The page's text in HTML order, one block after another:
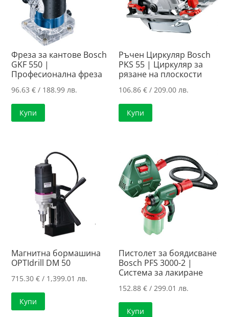
Фреза за кантове Bosch
GKF 550 |
Професионална фреза
96.63€ / 188.99 лв.
Купи
Ръчен Циркуляр Bosch
PKS 55 | Циркуляр за
рязанe нa плоскости
106.86€ / 209.00 лв.
Купи
Магнитна бормашина
OPTIdrill DM 50
715.30€ / 1,399.01 лв.
Купи
Пистолет за боядисване
Bosch PFS 3000-2 |
Система за лакиране
152.88€ / 299.01 лв.
Купи